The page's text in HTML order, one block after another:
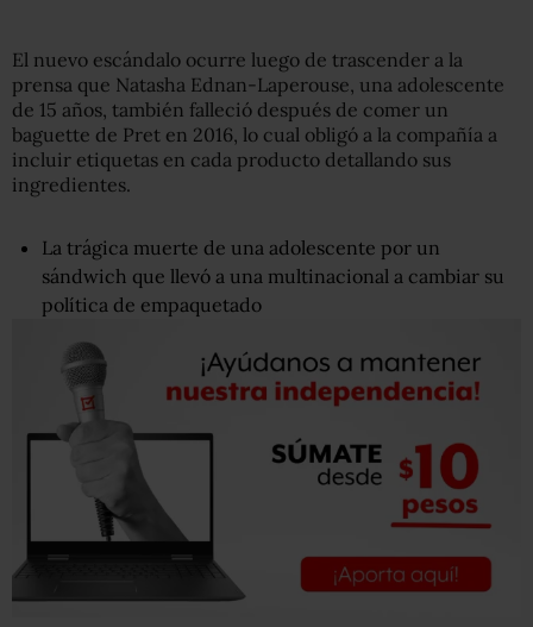
El nuevo escándalo ocurre luego de trascender a la
prensa que Natasha Ednan-Laperouse, una adolescente
de 15 años, también falleció después de comer un
baguette de Pret en 2016, lo cual obligó a la compañía a
incluir etiquetas en cada producto detallando sus
ingredientes.
La trágica muerte de una adolescente por un
sándwich que llevó a una multinacional a cambiar su
política de empaquetado